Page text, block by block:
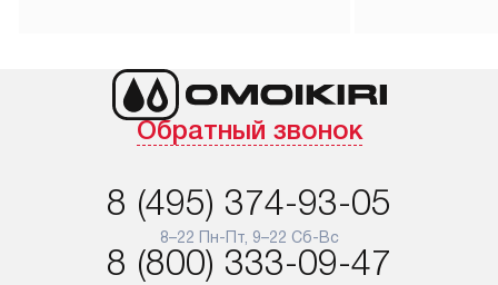
менеджером на сайте. Товары
с особым лейблом
доставляются бесплатно
аксессуаров не предусмотрена.
Для доставки в другие регионы
мы используем услуги
Обратный звонок
8 (495) 374-93-05
8–22 Пн-Пт, 9–22 Сб-Вс
8 (800) 333-09-47